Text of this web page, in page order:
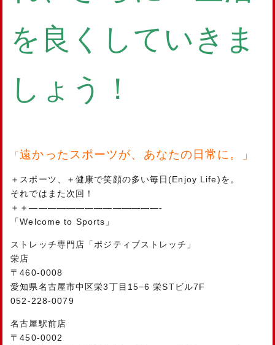
を良くしていきま
しょう！
「遠かったスポーツが、あなたの日常に。」
＋スポーツ、＋健康で笑顔の多い毎日(Enjoy Life)を。
それではまた次回！
＋＋——————————————-
「Welcome to Sports」
ストレッチ専門店「ポジティブストレッチ」
栄店
〒460-0008
愛知県名古屋市中区栄3丁目15−6 栄STビル7F
052-228-0079
名古屋駅前店
〒450-0002